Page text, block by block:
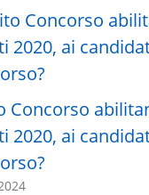
Concorso
2020, ai